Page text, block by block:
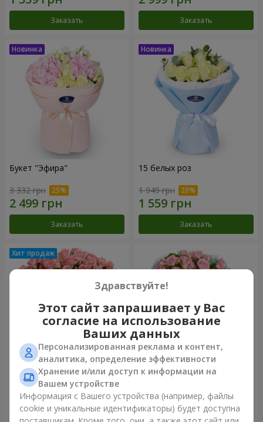
Заказать Заказать
Букет "Эфира"
3 332 грн
Заказать
15 белых роз
1 949 грн
Заказать
Цветы в коробке "Розовый
оазис"
2 749 грн
Композиция "Баллада о
маме"
2 199 грн
Здравствуйте!
Этот сайт запрашивает у Вас
согласие на использование
Ваших данных
Персонализированная реклама и контент,
аналитика, определение эффективности
Хранение и/или доступ к информации на
Вашем устройстве
Информация с Вашего устройства (например, файлы
cookie и уникальные идентификаторы) будет доступна